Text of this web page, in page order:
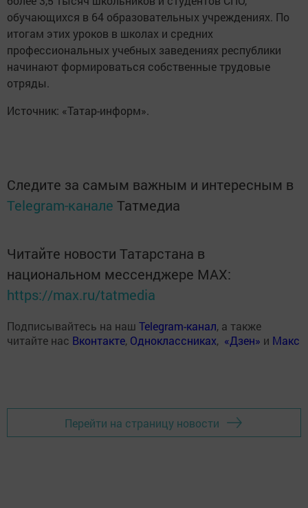
обучающихся в 64 образовательных учреждениях. По
итогам этих уроков в школах и средних
профессиональных учебных заведениях республики
начинают формироваться собственные трудовые
отряды.
Источник: «Татар-информ».
Следите за самым важным и интересным в
Telegram-канале Татмедиа
Читайте новости Татарстана в
национальном мессенджере MАХ:
https://max.ru/tatmedia
Подписывайтесь на наш Telegram-канал, а также
читайте нас Вконтакте, Одноклассниках, «Дзен» и Макс
Перейти на страницу новости